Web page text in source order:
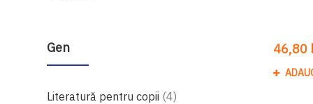
Gen
Literatură pentru copii 4produse
46,80